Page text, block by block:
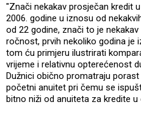
"Znači nekakav prosječan kredit
2006. godine u iznosu od
od 22 godine, znači to je
ročnost, prvih nekoliko godina je
tom ću primjeru ilustrirati
vrijeme i relativnu opterećenost
Dužnici obično promatraju
početni anuitet pri čemu se
bitno niži od anuiteta za kredite u